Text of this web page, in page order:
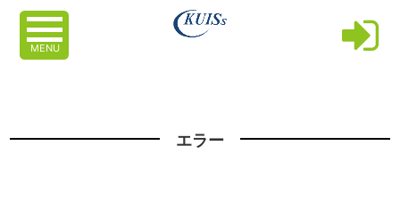
MENU
エラー